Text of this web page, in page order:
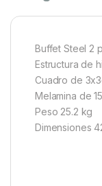
Buffet Steel 2
Estructura de
Cuadro de
Melamina de
Peso 25.2 kg
Dimensiones